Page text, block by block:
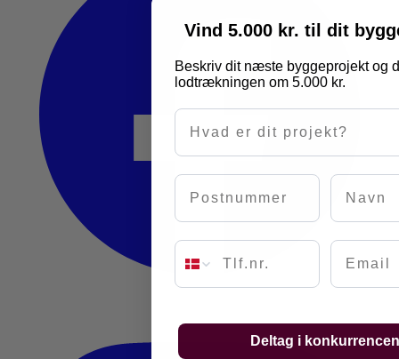
Vind 5.000 kr. til dit
Beskriv dit næste byggeprojekt og
lodtrækningen om 5.000 kr.
Hvad er dit projekt?
Postnummer Navn
Email
Deltag i konkurrencen